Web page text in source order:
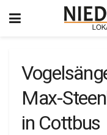
Max-
in Cottbus